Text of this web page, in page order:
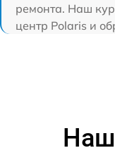
ремонта. Наш
центр Polaris и